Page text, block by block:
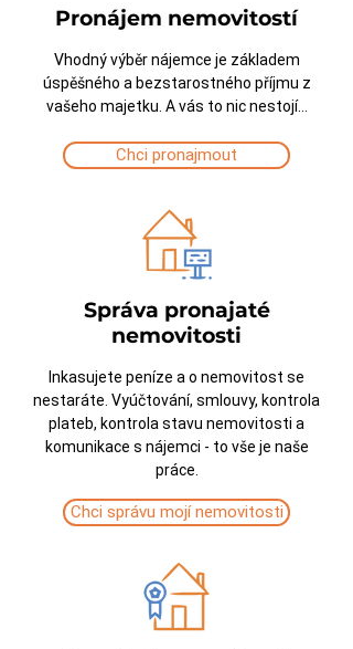
Pronájem nemovitostí
Vhodný výběr nájemce je základem
úspěšného a bezstarostného příjmu z
vašeho majetku. A vás to nic nestojí...
Chci pronajmout
Správa pronajaté
nemovitosti
Inkasujete peníze a o nemovitost se
nestaráte. Vyúčtování, smlouvy, kontrola
plateb, kontrola stavu nemovitosti a
komunikace s nájemci - to vše je naše
práce.
Chci správu mojí nemovitosti